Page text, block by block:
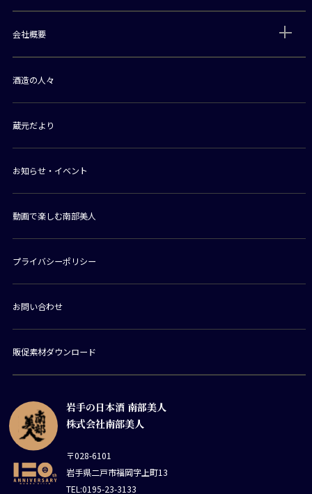
岩手の日本酒 南部美人
株式会社南部美人
〒028-6101
岩手県二戸市福岡字上町13
TEL:0195-23-3133
会社概要
酒造の人々
蔵元だより
お知らせ・イベント
動画で楽しむ南部美人
プライバシーポリシー
お問い合わせ
販促素材ダウンロード